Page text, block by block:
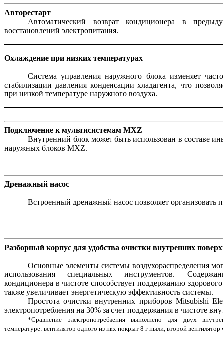
Авторестарт
Автоматический возврат кондиционера в
восстановлений электропитания.
Охлаждение при низких температурах
Система управления наружного блока изменяет
стабилизации давления конденсации хладагента, что
при низкой температуре наружного воздуха.
Подключение к мультисистемам MXZ
Внутренний блок может быть использован в составе
наружных блоков MXZ.
Дренажный насос
Встроенный дренажный насос позволяет организовать
Разборный корпус для удобства очистки внутренних
Основные элементы системы воздухораспределения
использования специальных инструментов.
кондиционера в чистоте способствует поддержанию
также увеличивает энергетическую эффективность системы.
Простота очистки внутренних приборов Mitsubishi
электропотребления на 30% за счет поддержания в чистоте
*Сравнение электропотребления выполнено для двух
температуре: вентилятор одного из них покрыт 8 г пыли, второй вентилятор